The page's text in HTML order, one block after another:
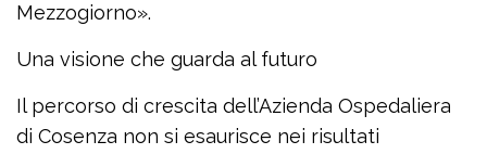
Mezzogiorno».
Una visione che guarda al futuro
Il percorso di crescita dell’Azienda Ospedaliera
di Cosenza non si esaurisce nei risultati